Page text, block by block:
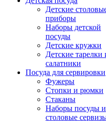
Детские
приборы
Наборы детской
посуды
Детские кружки
Детские тарелки
салатники
Посуда для сервировки
Фужеры
Стопки и рюмки
Стаканы
Наборы посуды и
столовые